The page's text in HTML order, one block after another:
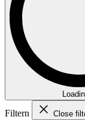
Filtern Close